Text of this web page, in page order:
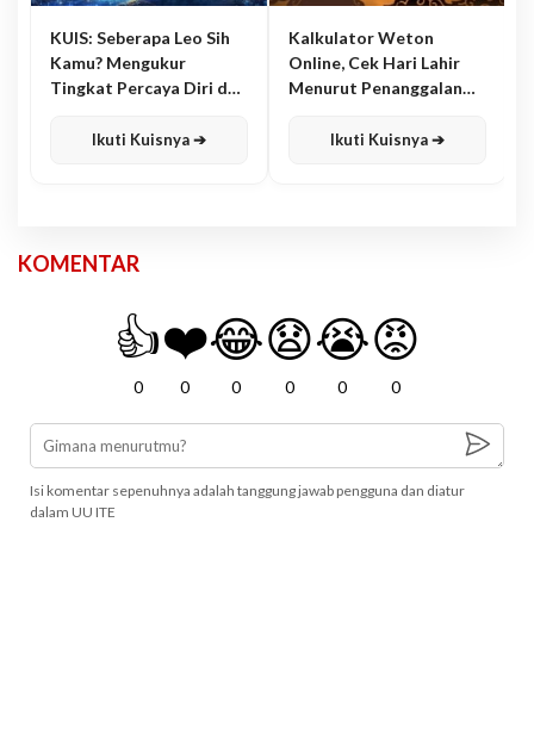
KUIS: Seberapa Leo Sih
Kamu? Mengukur
Tingkat Percaya Diri dan
Ikuti Kuisnya ➔
Kalkulator Weton
Online, Cek Hari Lahir
Menurut Penanggalan
Ikuti Kuisnya ➔
KOMENTAR
👍
0
❤️
0
😂
0
😧
0
😭
0
😡
0
Isi komentar sepenuhnya adalah tanggung jawab pengguna dan diatur
dalam UU ITE